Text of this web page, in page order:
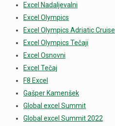
Excel Nadaljevalni
Excel Olympics
Excel Olympics Adriatic Cruise
Excel Olympics Tečaji
Excel Osnovni
Excel Tečaj
F8 Excel
Gašper Kamenšek
Global excel Summit
Global excel Summit 2022